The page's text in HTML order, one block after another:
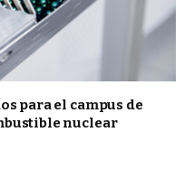
para el campus de
nuclear